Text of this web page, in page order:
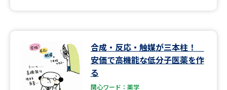
合成・反応・触媒が三本柱！
安価で高機能な低分子医薬を作
る
関心ワード：薬学